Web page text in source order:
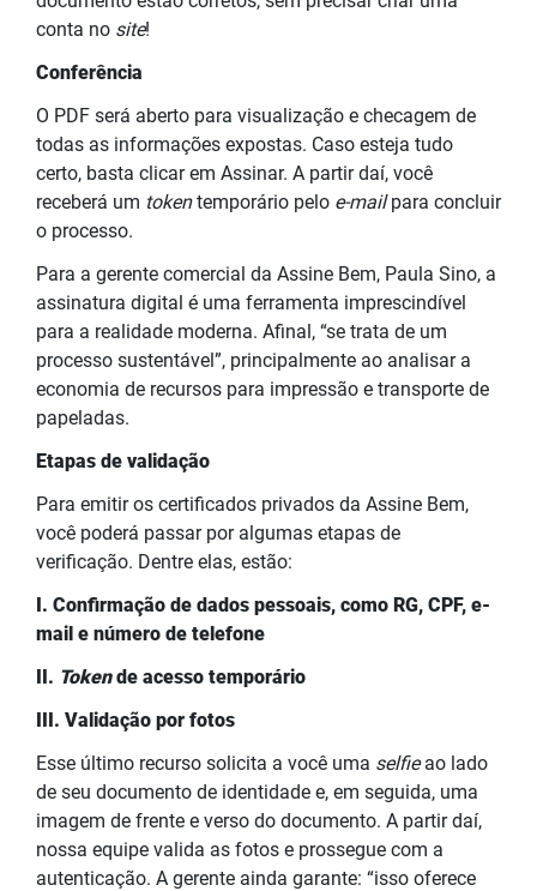
conta no site!
Conferência
O PDF será aberto para visualização e checagem de
todas as informações expostas. Caso esteja tudo
certo, basta clicar em Assinar. A partir daí, você
receberá um tokentemporário pelo e-mailpara concluir
o processo.
Para a gerente comercial da Assine Bem, Paula Sino, a
assinatura digital é uma ferramenta imprescindível
para a realidade moderna. Afinal, “se trata de um
processo sustentável”, principalmente ao analisar a
economia de recursos para impressão e transporte de
papeladas.
Etapas de validação
Para emitir os certificados privados da Assine Bem,
você poderá passar por algumas etapas de
verificação. Dentre elas, estão:
I. Confirmação de dados pessoais, como RG, CPF, e-
mail e número de telefone
II. Tokende acesso temporário
III. Validação por fotos
Esse último recurso solicita a você uma selfieao lado
de seu documento de identidade e, em seguida, uma
imagem de frente e verso do documento. A partir daí,
nossa equipe valida as fotos e prossegue com a
autenticação. A gerente ainda garante: “isso oferece